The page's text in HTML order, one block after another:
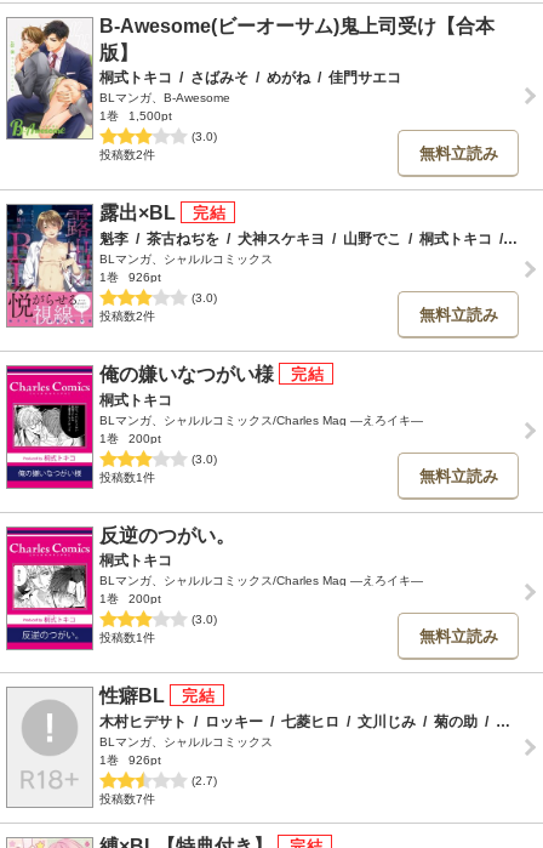
B-Awesome(ビーオーサム)鬼上司受け【合本
版】
桐式トキコ / さばみそ / めがね / 佳門サエコ
BLマンガ、B-Awesome
1巻
1,500pt
(3.0)
投稿数2件
無料立読み
露出×BL
魁李 / 茶古ねぢを / 犬神スケキヨ / 山野でこ / 桐式トキコ / 菊
BLマンガ、シャルルコミックス
1巻
926pt
(3.0)
投稿数2件
無料立読み
俺の嫌いなつがい様
桐式トキコ
BLマンガ、シャルルコミックス/Charles Mag ―えろイキ―
1巻
200pt
(3.0)
投稿数1件
無料立読み
反逆のつがい。
桐式トキコ
BLマンガ、シャルルコミックス/Charles Mag ―えろイキ―
1巻
200pt
(3.0)
投稿数1件
無料立読み
性癖BL
木村ヒデサト / ロッキー / 七菱ヒロ / 文川じみ / 菊の助 /
BLマンガ、シャルルコミックス
1巻
926pt
(2.7)
投稿数7件